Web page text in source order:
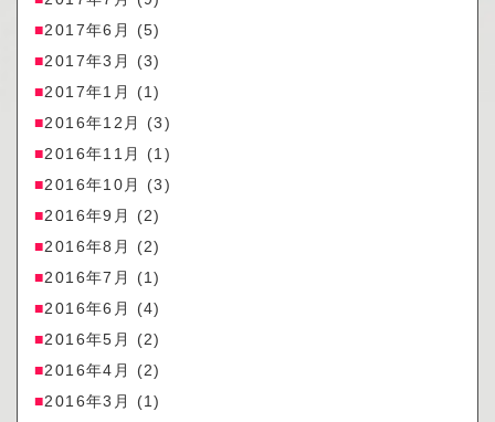
2017年6月
(5)
2017年3月
(3)
2017年1月
(1)
2016年12月
(3)
2016年11月
(1)
2016年10月
(3)
2016年9月
(2)
2016年8月
(2)
2016年7月
(1)
2016年6月
(4)
2016年5月
(2)
2016年4月
(2)
2016年3月
(1)